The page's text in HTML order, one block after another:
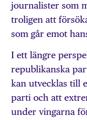
journalister som
troligen att
som går emot
I ett längre
republikanska
kan utvecklas till
parti och att
under vingarna